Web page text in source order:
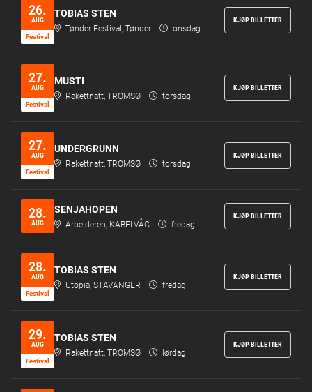
26.
AUG
Festi­val
TOBIAS STEN
Tønder Festival, Tønder onsdag
KJØP BILLETTER
27.
AUG
Festi­val
MUSTI
Rakettnatt, TROMSØ torsdag
KJØP BILLETTER
27.
AUG
Festi­val
UNDERGRUNN
Rakettnatt, TROMSØ torsdag
KJØP BILLETTER
28.
AUG
SENJAHOPEN
Arbeideren, KABELVÅG fredag
KJØP BILLETTER
28.
AUG
Festi­val
TOBIAS STEN
Utopia, STAVANGER fredag
KJØP BILLETTER
29.
AUG
Festi­val
TOBIAS STEN
Rakettnatt, TROMSØ lørdag
KJØP BILLETTER